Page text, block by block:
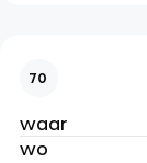
70
waar
wo